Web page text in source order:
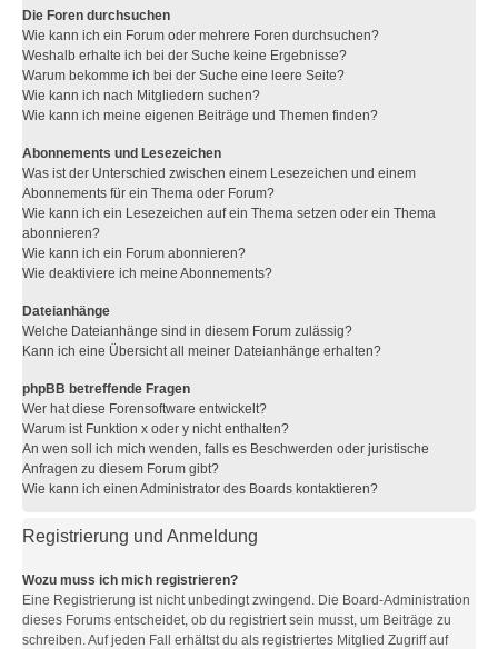
Die Foren durchsuchen
Wie kann ich ein Forum oder mehrere Foren durchsuchen?
Weshalb erhalte ich bei der Suche keine Ergebnisse?
Warum bekomme ich bei der Suche eine leere Seite?
Wie kann ich nach Mitgliedern suchen?
Wie kann ich meine eigenen Beiträge und Themen finden?
Abonnements und Lesezeichen
Was ist der Unterschied zwischen einem Lesezeichen und einem
Abonnements für ein Thema oder Forum?
Wie kann ich ein Lesezeichen auf ein Thema setzen oder ein Thema
abonnieren?
Wie kann ich ein Forum abonnieren?
Wie deaktiviere ich meine Abonnements?
Dateianhänge
Welche Dateianhänge sind in diesem Forum zulässig?
Kann ich eine Übersicht all meiner Dateianhänge erhalten?
phpBB betreffende Fragen
Wer hat diese Forensoftware entwickelt?
Warum ist Funktion x oder y nicht enthalten?
An wen soll ich mich wenden, falls es Beschwerden oder juristische
Anfragen zu diesem Forum gibt?
Wie kann ich einen Administrator des Boards kontaktieren?
Registrierung und Anmeldung
Wozu muss ich mich registrieren?
Eine Registrierung ist nicht unbedingt zwingend. Die Board-Administration
dieses Forums entscheidet, ob du registriert sein musst, um Beiträge zu
schreiben. Auf jeden Fall erhältst du als registriertes Mitglied Zugriff auf